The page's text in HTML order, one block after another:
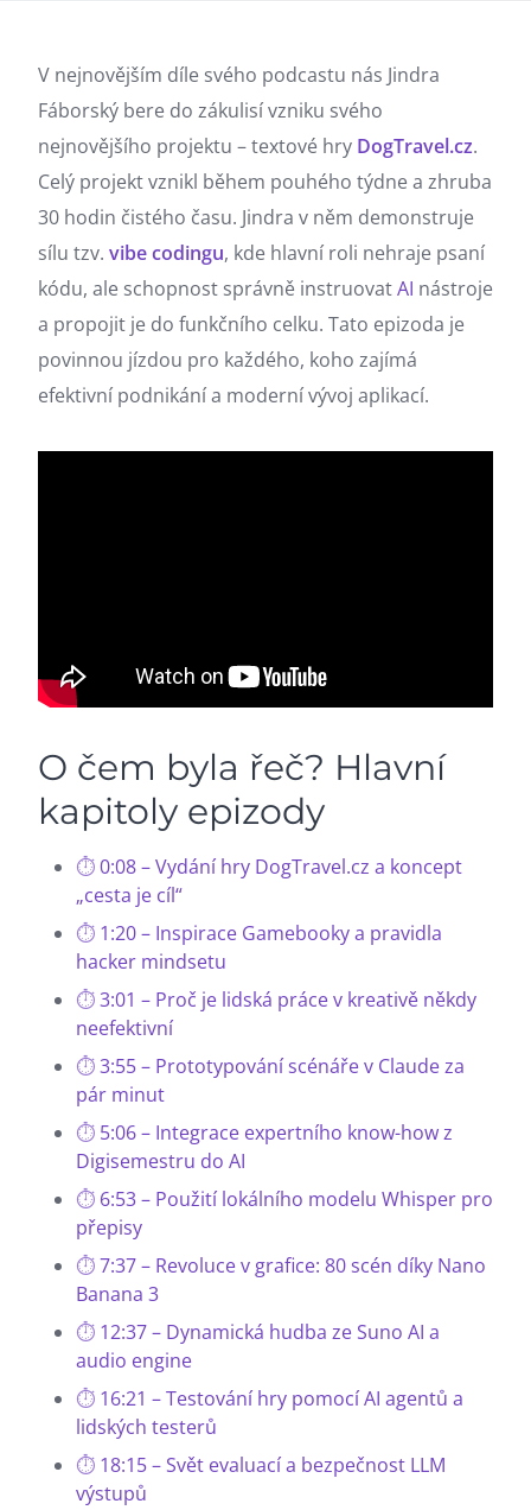
V nejnovějším díle svého podcastu nás Jindra
Fáborský bere do zákulisí vzniku svého
nejnovějšího projektu – textové hry DogTravel.cz.
Celý projekt vznikl během pouhého týdne a zhruba
30 hodin čistého času. Jindra v něm demonstruje
sílu tzv. vibe codingu, kde hlavní roli nehraje psaní
kódu, ale schopnost správně instruovatAI nástroje
a propojit je do funkčního celku. Tato epizoda je
povinnou jízdou pro každého, koho zajímá
efektivní podnikání a moderní vývoj aplikací.
O čem byla řeč? Hlavní
kapitoly epizody
0:08 – Vydání hry DogTravel.cz a koncept
„cesta je cíl“
1:20 – Inspirace Gamebooky a pravidla
hacker mindsetu
3:01 – Proč je lidská práce v kreativě někdy
neefektivní
3:55 – Prototypování scénáře v Claude za
pár minut
5:06 – Integrace expertního know-how z
Digisemestru do AI
6:53 – Použití lokálního modelu Whisper pro
přepisy
7:37 – Revoluce v grafice: 80 scén díky Nano
Banana 3
12:37 – Dynamická hudba ze Suno AI a
audio engine
16:21 – Testování hry pomocí AI agentů a
lidských testerů
18:15 – Svět evaluací a bezpečnost LLM
výstupů